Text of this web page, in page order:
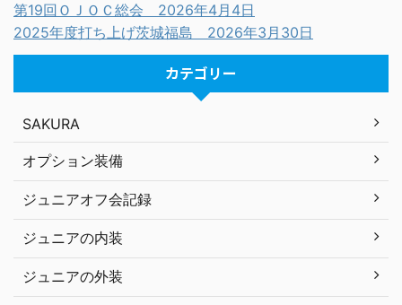
第19回ＯＪＯＣ総会 2026年4月4日
2025年度打ち上げ茨城福島 2026年3月30日
カテゴリー
SAKURA
オプション装備
ジュニアオフ会記録
ジュニアの内装
ジュニアの外装